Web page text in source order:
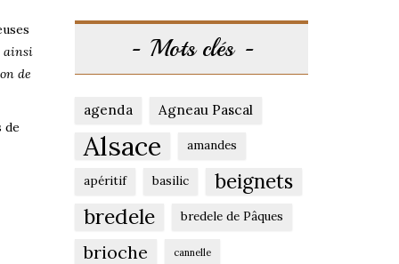
ainsi
de
de
Mots clés
agenda Agneau Pascal
Alsace amandes
apéritif basilic
beignets
bredele
bredele de Pâques
brioche cannelle